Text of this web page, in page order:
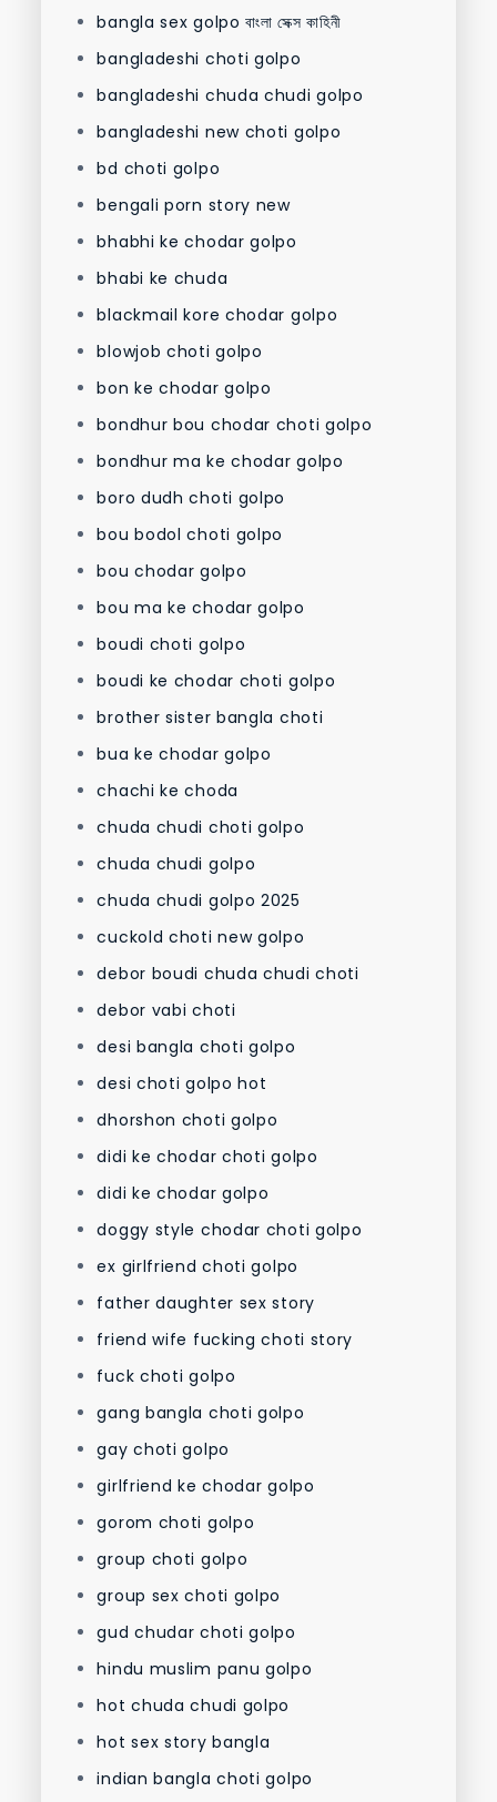
bangla sex golpo বাংলা সেক্স কাহিনী
bangladeshi choti golpo
bangladeshi chuda chudi golpo
bangladeshi new choti golpo
bd choti golpo
bengali porn story new
bhabhi ke chodar golpo
bhabi ke chuda
blackmail kore chodar golpo
blowjob choti golpo
bon ke chodar golpo
bondhur bou chodar choti golpo
bondhur ma ke chodar golpo
boro dudh choti golpo
bou bodol choti golpo
bou chodar golpo
bou ma ke chodar golpo
boudi choti golpo
boudi ke chodar choti golpo
brother sister bangla choti
bua ke chodar golpo
chachi ke choda
chuda chudi choti golpo
chuda chudi golpo
chuda chudi golpo 2025
cuckold choti new golpo
debor boudi chuda chudi choti
debor vabi choti
desi bangla choti golpo
desi choti golpo hot
dhorshon choti golpo
didi ke chodar choti golpo
didi ke chodar golpo
doggy style chodar choti golpo
ex girlfriend choti golpo
father daughter sex story
friend wife fucking choti story
fuck choti golpo
gang bangla choti golpo
gay choti golpo
girlfriend ke chodar golpo
gorom choti golpo
group choti golpo
group sex choti golpo
gud chudar choti golpo
hindu muslim panu golpo
hot chuda chudi golpo
hot sex story bangla
indian bangla choti golpo